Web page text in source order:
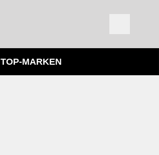
TOP-MARKEN